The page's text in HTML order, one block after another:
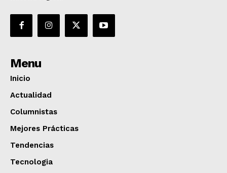
Menu
Inicio
Actualidad
Columnistas
Mejores Prácticas
Tendencias
Tecnologia